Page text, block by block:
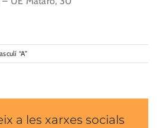
“A”
a les xarxes socials